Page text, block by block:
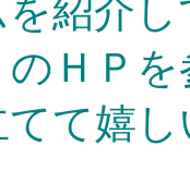
紹介し
ＨＰを
て嬉